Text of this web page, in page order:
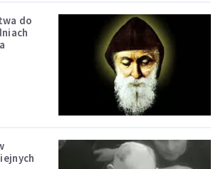
do